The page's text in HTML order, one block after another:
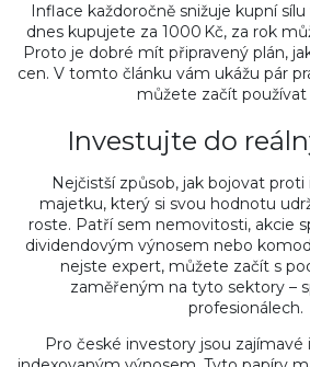
Inflace každoročně snižuje kupní sílu
dnes kupujete za 1000 Kč, za rok
Proto je dobré mít připravený plán,
cen. V tomto článku vám ukážu pár
můžete začít používat
Investujte do
Nejčistší způsob, jak bojovat
majetku, který si svou hodnotu
roste. Patří sem nemovitosti, akcie
dividendovým výnosem nebo
nejste expert, můžete začít s
zaměřeným na tyto sektory –
profesionálech.
Pro české investory jsou zajímavé